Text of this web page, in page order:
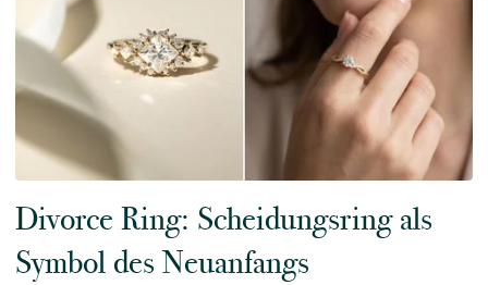
Divorce Ring: Scheidungsring als
Symbol des Neuanfangs